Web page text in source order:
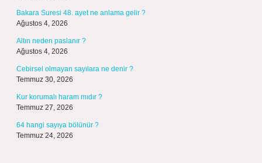
Bakara Suresi 48. ayet ne anlama gelir ?
Ağustos 4, 2026
Altın neden paslanır ?
Ağustos 4, 2026
Cebirsel olmayan sayılara ne denir ?
Temmuz 30, 2026
Kur korumalı haram mıdır ?
Temmuz 27, 2026
64 hangi sayıya bölünür ?
Temmuz 24, 2026